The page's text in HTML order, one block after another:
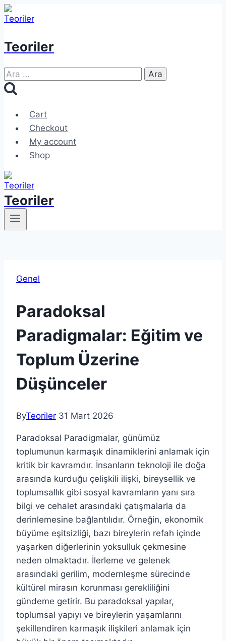
Skip
to
Teoriler
Arama:
Cart
Checkout
My account
Shop
Teoriler
Genel
Paradoksal
Paradigmalar: Eğitim ve
Toplum Üzerine
Düşünceler
ByTeoriler 31 Mart 2026
Paradoksal Paradigmalar, günümüz
toplumunun karmaşık dinamiklerini anlamak için
kritik bir kavramdır. İnsanların teknoloji ile doğa
arasında kurduğu çelişkili ilişki, bireysellik ve
toplumsallık gibi sosyal kavramların yanı sıra
bilgi ve cehalet arasındaki çatışmalarla da
derinlemesine bağlantılıdır. Örneğin, ekonomik
büyüme eşitsizliği, bazı bireylerin refah içinde
yaşarken diğerlerinin yoksulluk çekmesine
neden olmaktadır. İlerleme ve gelenek
arasındaki gerilim, modernleşme sürecinde
kültürel mirasın korunması gerekliliğini
gündeme getirir. Bu paradoksal yapılar,
toplumsal yapıyı ve bireylerin yaşamlarını
şekillendiren karmaşık ilişkileri anlamak için